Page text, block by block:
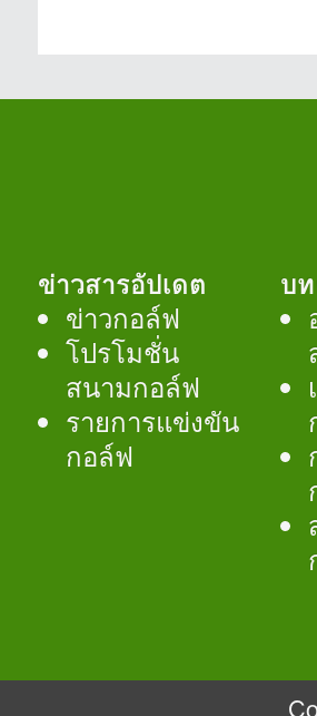
ข่าวสารอัปเดต
ข่าวกอล์ฟ
โปรโมชั่น
สนามกอล์ฟ
รายการแข่งขัน
กอล์ฟ
บ